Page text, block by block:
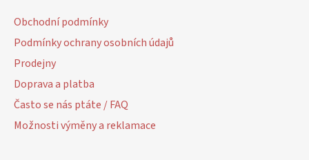
Obchodní podmínky
Podmínky ochrany osobních údajů
Prodejny
Doprava a platba
Často se nás ptáte / FAQ
Možnosti výměny a reklamace